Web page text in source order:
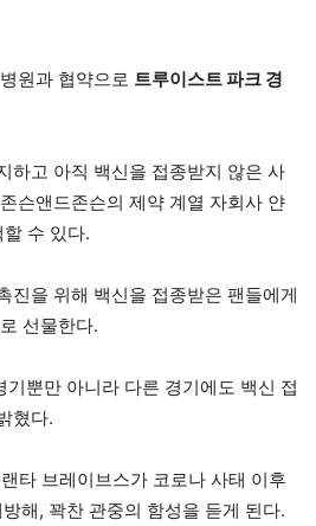
원과 협약으로 트루이스트 파크 경
하고 아직 백신을 접종받지 않은 사
슨앤드존슨의 제약 계열 자회사 얀
수 있다.
진을 위해 백신을 접종받은 팬들에게
선물한다.
뿐만 아니라 다른 경기에도 백신 접
혔다.
타 브레이브스가 코로나 사태 이후
해, 꽉찬 관중의 함성을 듣게 된다.